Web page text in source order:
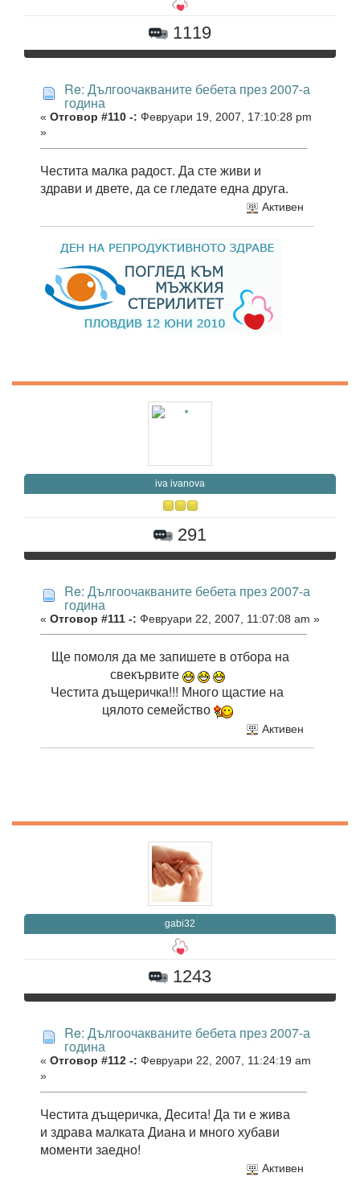
1119
Re: Дългоочакваните бебета през 2007-а
година
« Отговор #110 -: Февруари 19, 2007, 17:10:28 pm
»
Честита малка радост. Да сте живи и
здрави и двете, да се гледате една друга.
Активен
iva ivanova
291
Re: Дългоочакваните бебета през 2007-а
година
« Отговор #111 -: Февруари 22, 2007, 11:07:08 am »
Ще помоля да ме запишете в отбора на
свекървите
Честита дъщеричка!!! Много щастие на
цялото семейство
Активен
gabi32
1243
Re: Дългоочакваните бебета през 2007-а
година
« Отговор #112 -: Февруари 22, 2007, 11:24:19 am
»
Честита дъщеричка, Десита! Да ти е жива
и здрава малката Диана и много хубави
моменти заедно!
Активен